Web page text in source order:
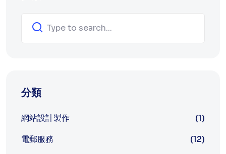
分類
網站設計製作
(1)
電郵服務
(12)